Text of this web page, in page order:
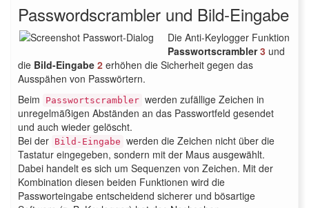
Passwordscrambler und Bild-Eingabe
Die Anti-Keylogger Funktion
Passwortscrambler3 und
die Bild-Eingabe 2 erhöhen die Sicherheit gegen das
Ausspähen von Passwörtern.
Beim
Passwortscrambler werden zufällige Zeichen in
unregelmäßigen Abständen an das Passwortfeld gesendet
und auch wieder gelöscht.
Bei der Bild-Eingabe werden die Zeichen nicht über die
Tastatur eingegeben, sondern mit der Maus ausgewählt.
Dabei handelt es sich um Sequenzen von Zeichen. Mit der
Kombination diesen beiden Funktionen wird die
Passworteingabe entscheidend sicherer und bösartige